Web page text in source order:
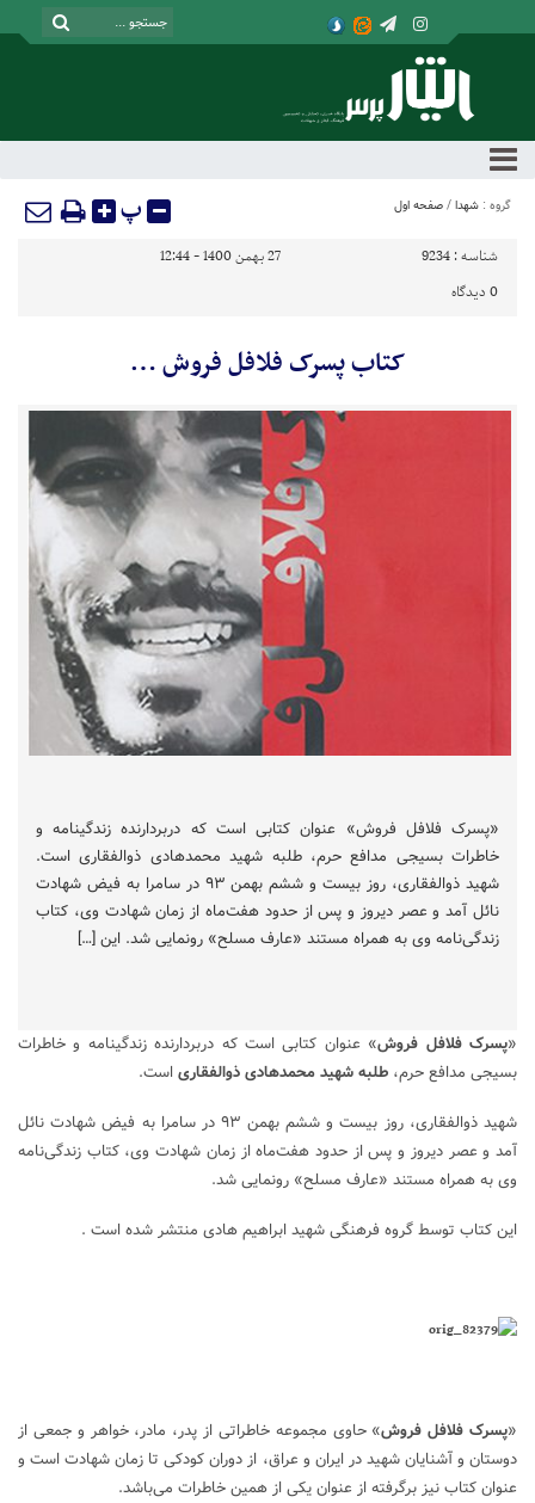
گروه : شهدا / صفحه اول پ
شناسه : 9234
27 بهمن 1400 - 12:44
0 دیدگاه
کتاب پسرک فلافل فروش …
«پسرک فلافل فروش» عنوان کتابی است که دربردارنده زندگینامه و
خاطرات بسیجی مدافع حرم، طلبه شهید محمدهادی ذوالفقاری است.
شهید ذوالفقاری، روز بیست و ششم بهمن ۹۳ در سامرا به فیض شهادت
نائل آمد و عصر دیروز و پس از حدود هفت‌ماه از زمان شهادت وی، کتاب
زندگی‌نامه وی به همراه مستند «عارف مسلح» رونمایی شد. این […]
«پسرک فلافل فروش» عنوان کتابی است که دربردارنده زندگینامه و خاطرات
بسیجی مدافع حرم، طلبه شهید محمدهادی ذوالفقاری است.
شهید ذوالفقاری، روز بیست و ششم بهمن ۹۳ در سامرا به فیض شهادت نائل
آمد و عصر دیروز و پس از حدود هفت‌ماه از زمان شهادت وی، کتاب زندگی‌نامه
وی به همراه مستند «عارف مسلح» رونمایی شد.
این کتاب توسط گروه فرهنگی شهید ابراهیم هادی منتشر شده است .
«پسرک فلافل فروش» حاوی مجموعه خاطراتی از پدر، مادر، خواهر و جمعی از
دوستان و آشنایان شهید در ایران و عراق، از دوران کودکی تا زمان شهادت است و
عنوان کتاب نیز برگرفته از عنوان یکی از همین خاطرات می‌باشد.